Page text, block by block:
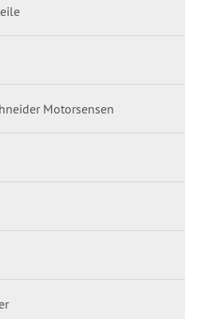
Motorsensen